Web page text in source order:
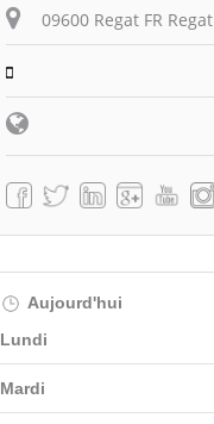
09600 Regat FR Regat
Aujourd'hui
Lundi
Mardi